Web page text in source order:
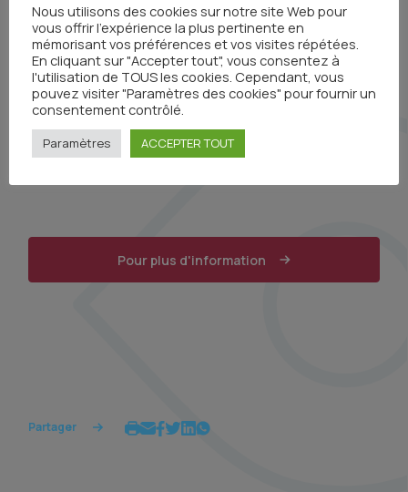
Organisme(s) :
Pour plus d'information
Partager
Nous utilisons des cookies sur notre site Web pour
vous offrir l'expérience la plus pertinente en
mémorisant vos préférences et vos visites répétées.
En cliquant sur "Accepter tout", vous consentez à
l'utilisation de TOUS les cookies. Cependant, vous
pouvez visiter "Paramètres des cookies" pour fournir un
consentement contrôlé.
Paramètres ACCEPTER TOUT